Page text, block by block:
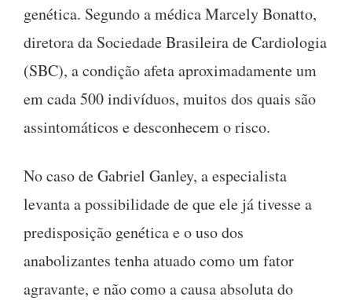
genética. Segundo a médica Marcely Bonatto,
diretora da Sociedade Brasileira de Cardiologia
(SBC), a condição afeta aproximadamente um
em cada 500 indivíduos, muitos dos quais são
assintomáticos e desconhecem o risco.
No caso de Gabriel Ganley, a especialista
levanta a possibilidade de que ele já tivesse a
predisposição genética e o uso dos
anabolizantes tenha atuado como um fator
agravante, e não como a causa absoluta do